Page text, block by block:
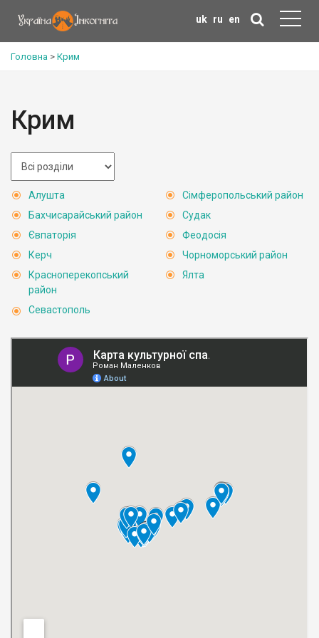
uk ru en
Головна > Крим
Крим
Алушта
Бахчисарайський район
Євпаторія
Керч
Красноперекопський
район
Севастополь
Сімферопольський район
Судак
Феодосія
Чорноморський район
Ялта